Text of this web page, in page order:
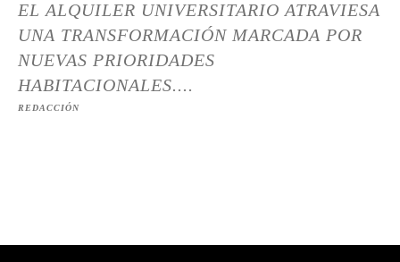
EL ALQUILER UNIVERSITARIO ATRAVIESA
UNA TRANSFORMACIÓN MARCADA POR
NUEVAS PRIORIDADES
HABITACIONALES....
REDACCIÓN